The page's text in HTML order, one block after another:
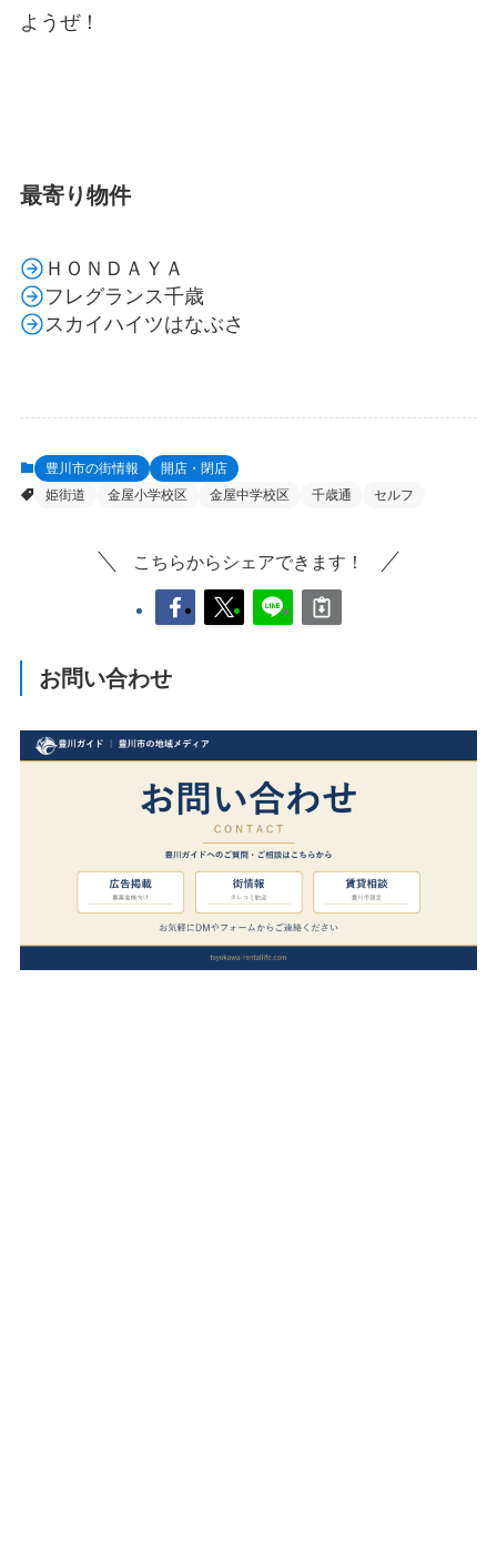
ようぜ！
最寄り物件
ＨＯＮＤＡＹＡ
フレグランス千歳
スカイハイツはなぶさ
豊川市の街情報
開店・閉店
姫街道
金屋小学校区 金屋中学校区 千歳通 セルフ
こちらからシェアできます！
お問い合わせ